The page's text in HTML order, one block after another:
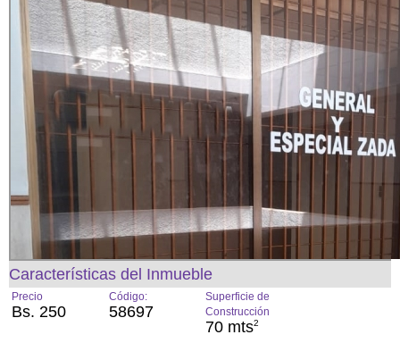
Características del Inmueble
Precio
Bs. 250
Código:
58697
Superficie de
Construcción
70 mts2